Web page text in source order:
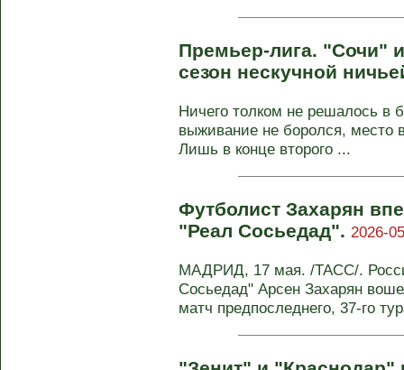
Премьер-лига. "Сочи"
сезон нескучной
Ничего толком не решалось в
выживание не боролся, место
Лишь в конце второго ...
Футболист Захарян
"Реал Сосьедад". 2026-
МАДРИД, 17 мая. /ТАСС/.
Сосьедад" Арсен Захарян
матч предпоследнего, 37-го